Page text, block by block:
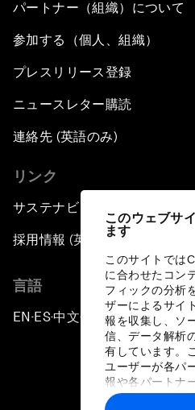
このウェブサ
ます
このサイトでは
に合わせたコン
フィックの分析
ザーによるサイ
報を収集し、ソ
信、データ解析
有しています。
ユーザーが各パ
報や各パートナ
に収集された情
パートナー（組織）について
参加する（個人、組織）
プレスリリース登録
ニュースレター購読
連絡先 (英語のみ)
リンク
サステナビリティへの取り組み
採用情報 (英語のみ)
言語
EN ▪ES▪中文▪ 日本語